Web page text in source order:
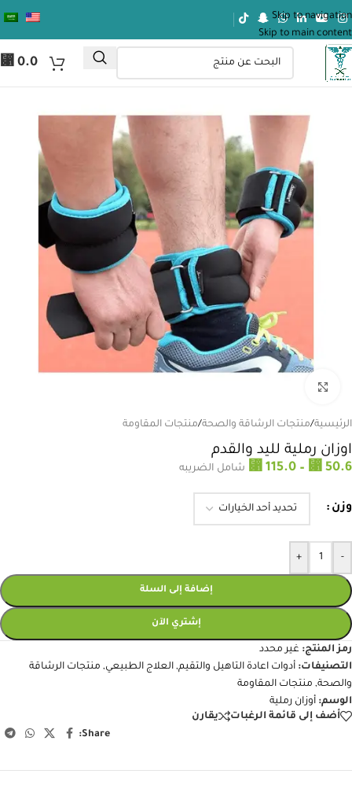
Skip to navigation
Skip to main content
⃁ 0.0
الرئيسية/منتجات الرشاقة والصحة/منتجات المقاومة
اوزان رملية لليد والقدم
⃁ 50.6
–
⃁ 115.0 شامل الضريبه
وزن
-
+
إضافة إلى السلة
إشتري الآن
رمز المنتج: غير محدد
التصنيفات: أدوات اعادة التاهيل والتقيم, العلاج الطبيعي, منتجات الرشاقة
والصحة, منتجات المقاومة
الوسم: أوزان رملية
أضف إلى قائمة الرغبات
يقارن
Share: